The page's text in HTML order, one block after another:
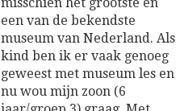
een van de bekendste
museum van Nederland. Als
kind ben ik er vaak genoeg
geweest met museum les en
nu wou mijn zoon (6